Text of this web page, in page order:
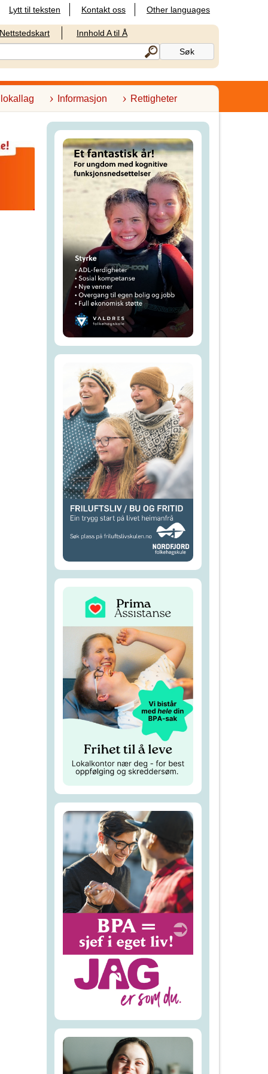
Lytt til teksten Kontakt oss Other languages
Nettstedskart Innhold A til Å
Informasjon Rettigheter